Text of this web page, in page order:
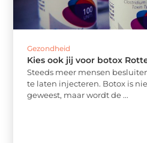
Gezondheid
Kies ook jij voor botox
Steeds meer mensen
te laten injecteren. Botox is
geweest, maar wordt de ...